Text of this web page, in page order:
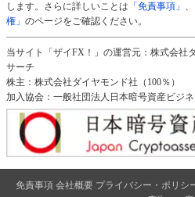
します。さらに詳しいことは 「免責事項」 、
権」 のページをご確認ください。
当サイト「ザイFX！」の運営元：株式会社
サーチ
株主：株式会社ダイヤモンド社（100％）
加入協会：一般社団法人日本暗号資産ビジネ
免責事項 会社概要 プライバシー・ポリシ